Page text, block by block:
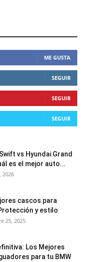
ME GUSTA
SEGUIR
SEGUIR
SEGUIR
vs Hyundai Grand
es el mejor auto...
2026
cascos para
y estilo
25, 2025
Los Mejores
para tu BMW